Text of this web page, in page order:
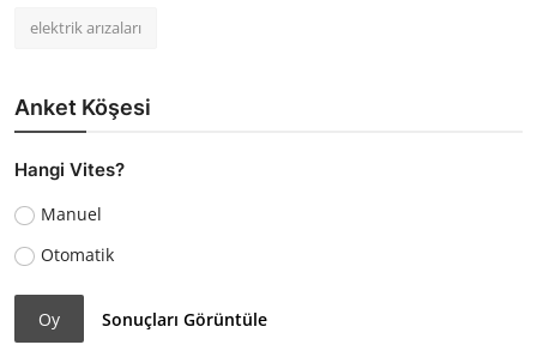
elektrik arızaları
Anket Köşesi
Hangi Vites?
Manuel
Otomatik
Oy Sonuçları Görüntüle